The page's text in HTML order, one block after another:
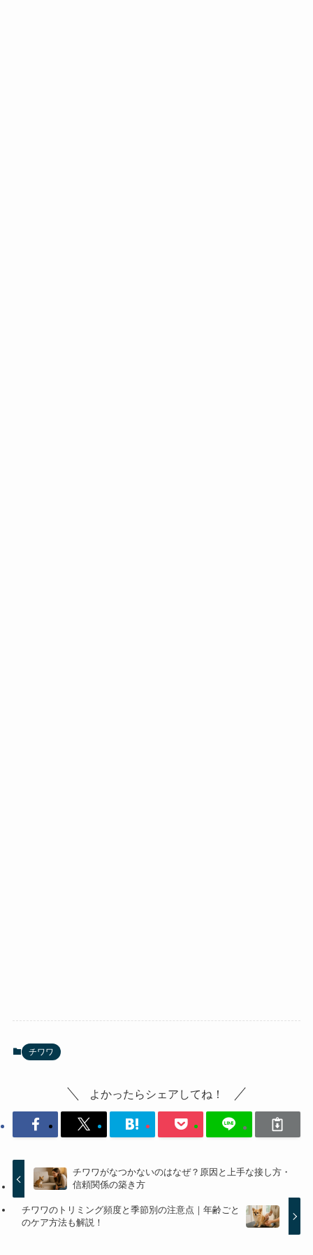
チワワ
よかったらシェアしてね！
チワワがなつかないのはなぜ？原因と上手な接し方・
信頼関係の築き方
チワワのトリミング頻度と季節別の注意点｜年齢ごと
のケア方法も解説！